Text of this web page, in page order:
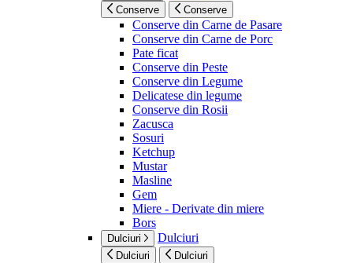
Conserve Conserve
Conserve din Carne de Pasare
Conserve din Carne de Porc
Pate ficat
Conserve din Peste
Conserve din Legume
Delicatese din legume
Conserve din Rosii
Zacusca
Sosuri
Ketchup
Mustar
Masline
Gem
Miere - Derivate din miere
Bors
Dulciuri Dulciuri
Dulciuri Dulciuri